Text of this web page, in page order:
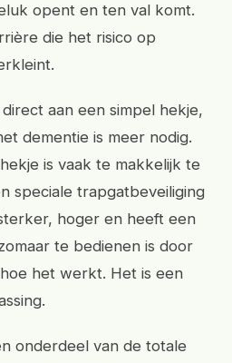
opent en ten val komt.
die het risico op
aan een simpel hekje,
dementie is meer nodig.
is vaak te makkelijk te
speciale trapgatbeveiliging
hoger en heeft een
te bedienen is door
het werkt. Het is een
onderdeel van de totale